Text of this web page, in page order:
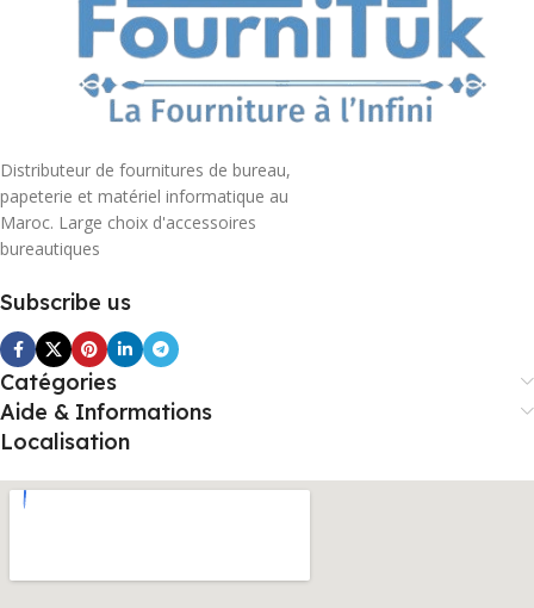
Distributeur de fournitures de bureau,
papeterie et matériel informatique au
Maroc. Large choix d'accessoires
bureautiques
Subscribe us
Catégories
Aide & Informations
Localisation